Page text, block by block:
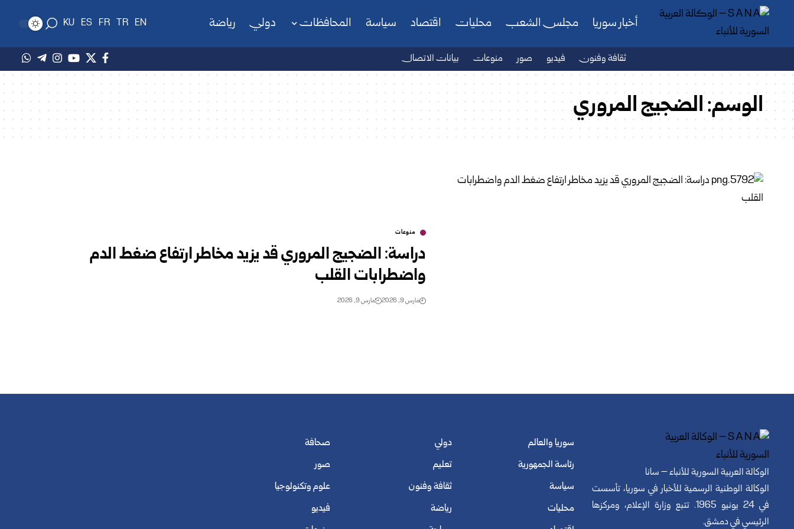
أخبار سوريا مجلس الشعب محليات اقتصاد سياسة المحافظات دولي رياضة EN
TR
FR
ES
KU
ثقافة وفنون فيديو صور منوعات بيانات الاتصال
الوسم:الضجيج المروري
منوعات
دراسة: الضجيج المروري قد يزيد مخاطر ارتفاع ضغط الدم
واضطرابات القلب
مارس 9, 2026 مارس 9, 2026
الوكالة العربية السورية للأنباء – سانا
الوكالة الوطنية الرسمية للأخبار في سوريا، تأسست
في 24 يونيو 1965. تتبع وزارة الإعلام، ومركزها
الرئيسي في دمشق.
سوريا والعالم
رئاسة الجمهورية
سياسة
محليات
دولي
تعليم
ثقافة وفنون
رياضة
صحافة
صور
علوم وتكنولوجيا
فيديو